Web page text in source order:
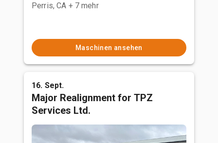
Perris, CA + 7 mehr
Maschinen ansehen
16. Sept.
Major Realignment for TPZ
Services Ltd.